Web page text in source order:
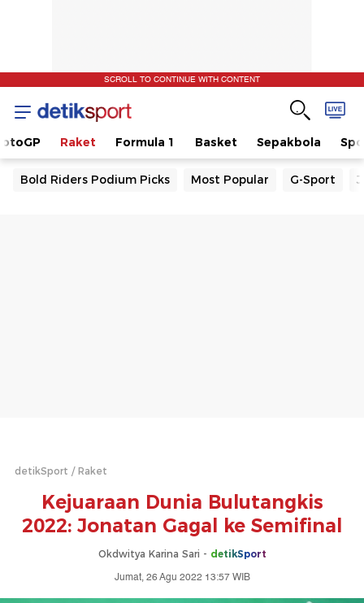
SCROLL TO CONTINUE WITH CONTENT
Raket Formula 1 Basket Sepakbola
Bold Riders Podium Picks Most Popular G-Sport
detikSport Raket
Kejuaraan Dunia Bulutangkis
2022: Jonatan Gagal ke Semifinal
Okdwitya Karina Sari - detikSport
Jumat, 26 Agu 2022 13:57 WIB